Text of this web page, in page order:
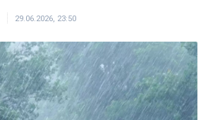
29.06.2026, 23:50